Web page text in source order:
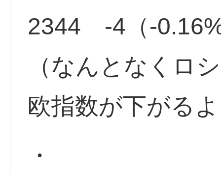
2344 -4（-
（なんとなくロ
欧指数が下がる
・